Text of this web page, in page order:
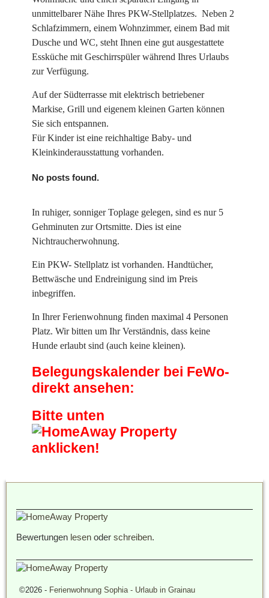
unmittelbarer Nähe Ihres PKW-Stellplatzes. Neben 2
Schlafzimmern, einem Wohnzimmer, einem Bad mit
Dusche und WC, steht Ihnen eine gut ausgestattete
Essküche mit Geschirrspüler während Ihres Urlaubs
zur Verfügung.
Auf der Südterrasse mit elektrisch betriebener
Markise, Grill und eigenem kleinen Garten können
Sie sich entspannen.
Für Kinder ist eine reichhaltige Baby- und
Kleinkinderausstattung vorhanden.
No posts found.
In ruhiger, sonniger Toplage gelegen, sind es nur 5
Gehminuten zur Ortsmitte. Dies ist eine
Nichtraucherwohnung.
Ein PKW- Stellplatz ist vorhanden. Handtücher,
Bettwäsche und Endreinigung sind im Preis
inbegriffen.
In Ihrer Ferienwohnung finden maximal 4 Personen
Platz. Wir bitten um Ihr Verständnis, dass keine
Hunde erlaubt sind (auch keine kleinen).
Belegungskalender bei FeWo-
direkt ansehen:
Bitte unten
anklicken!
Bewertungen lesen oder schreiben.
©2026 - Ferienwohnung Sophia - Urlaub in Grainau